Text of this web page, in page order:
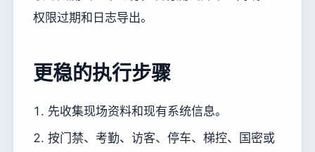
权限过期和日志导出。
更稳的执行步骤
先收集现场资料和现有系统信息。
按门禁、考勤、访客、停车、梯控、国密或